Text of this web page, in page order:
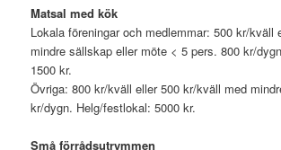
Matsal med kök
Lokala föreningar och medlemmar: 500 kr/kväll
mindre sällskap eller möte < 5 pers. 800 kr/
1500 kr.
Övriga: 800 kr/kväll eller 500 kr/kväll med
kr/dygn. Helg/festlokal: 5000 kr.
Små förrådsutrymmen